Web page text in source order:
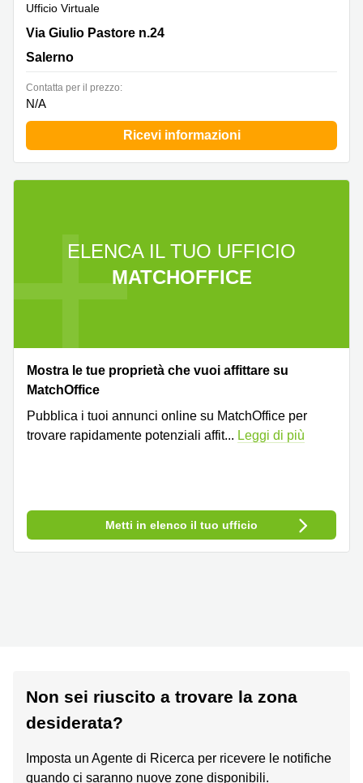
Ufficio Virtuale
Via Giulio Pastore n.24, Salerno
Via Giulio Pastore n.24
Salerno
Сontatta per il prezzo:
N/A
Ricevi informazioni
ELENCA IL TUO UFFICIO
MATCHOFFICE
Mostra le tue proprietà che vuoi affittare su
MatchOffice
Pubblica i tuoi annunci online su MatchOffice per
trovare rapidamente potenziali affit... Leggi di più
Metti in elenco il tuo ufficio
Non sei riuscito a trovare la zona
desiderata?
Imposta un Agente di Ricerca per ricevere le notifiche
quando ci saranno nuove zone disponibili.